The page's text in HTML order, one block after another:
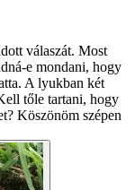
válaszát. Most
e mondani, hogy
A lyukban két
tőle tartani, hogy
Köszönöm szépen